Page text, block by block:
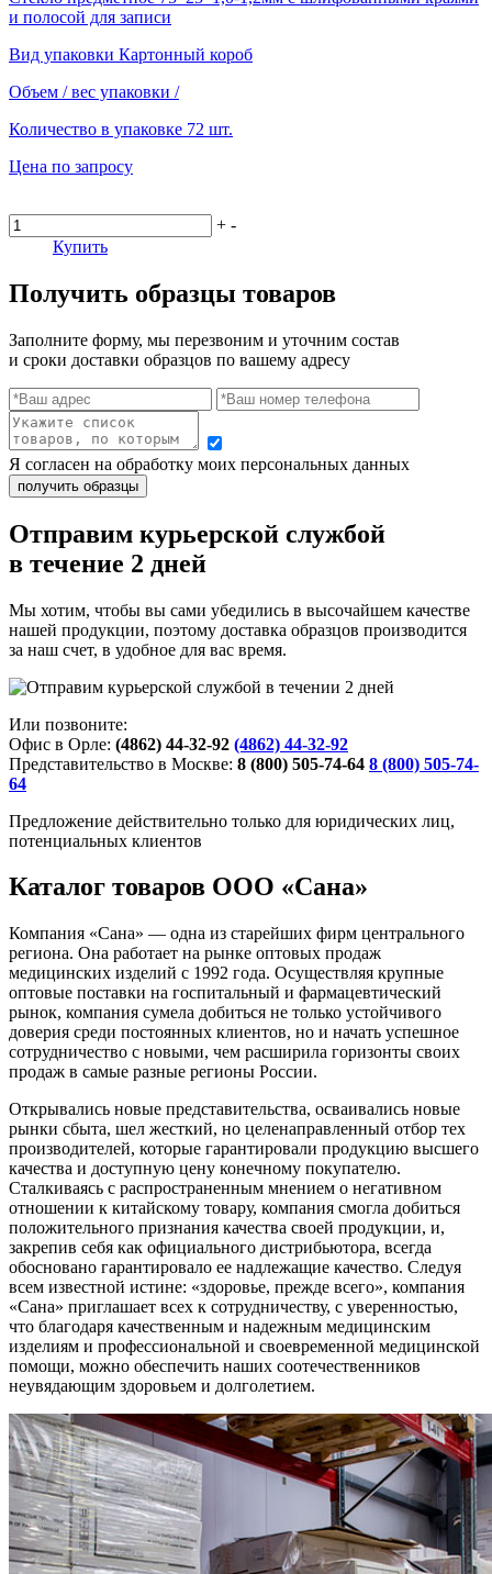
и полосой для записи
Вид упаковки Картонный короб
Объем / вес упаковки /
Количество в упаковке 72 шт.
Цена по запросу
+ -
Купить
Получить образцы товаров
Заполните форму, мы перезвоним и уточним состав
и сроки доставки образцов по вашему адресу
Я согласен на обработку моих персональных данных
Отправим курьерской службой
в течение 2 дней
Мы хотим, чтобы вы сами убедились в высочайшем качестве
нашей продукции, поэтому доставка образцов производится
за наш счет, в удобное для вас время.
Или позвоните:
Офис в Орле: (4862) 44-32-92 (4862) 44-32-92
Представительство в Москве: 8 (800) 505-74-64 8 (800) 505-74-
64
Предложение действительно только для юридических лиц,
потенциальных клиентов
Каталог товаров ООО «Сана»
Компания «Сана» — одна из старейших фирм центрального
региона. Она работает на рынке оптовых продаж
медицинских изделий с 1992 года. Осуществляя крупные
оптовые поставки на госпитальный и фармацевтический
рынок, компания сумела добиться не только устойчивого
доверия среди постоянных клиентов, но и начать успешное
сотрудничество с новыми, чем расширила горизонты своих
продаж в самые разные регионы России.
Открывались новые представительства, осваивались новые
рынки сбыта, шел жесткий, но целенаправленный отбор тех
производителей, которые гарантировали продукцию высшего
качества и доступную цену конечному покупателю.
Сталкиваясь с распространенным мнением о негативном
отношении к китайскому товару, компания смогла добиться
положительного признания качества своей продукции, и,
закрепив себя как официального дистрибьютора, всегда
обосновано гарантировало ее надлежащие качество. Следуя
всем известной истине: «здоровье, прежде всего», компания
«Сана» приглашает всех к сотрудничеству, с уверенностью,
что благодаря качественным и надежным медицинским
изделиям и профессиональной и своевременной медицинской
помощи, можно обеспечить наших соотечественников
неувядающим здоровьем и долголетием.